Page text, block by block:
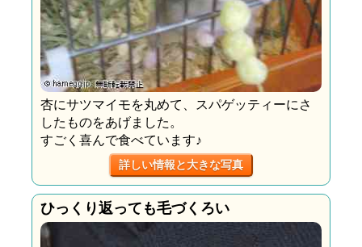
杏にサツマイモを丸めて、スパゲッティーにさ
したものをあげました。
すごく喜んで食べています♪
詳しい情報と大きな写真
ひっくり返っても毛づくろい